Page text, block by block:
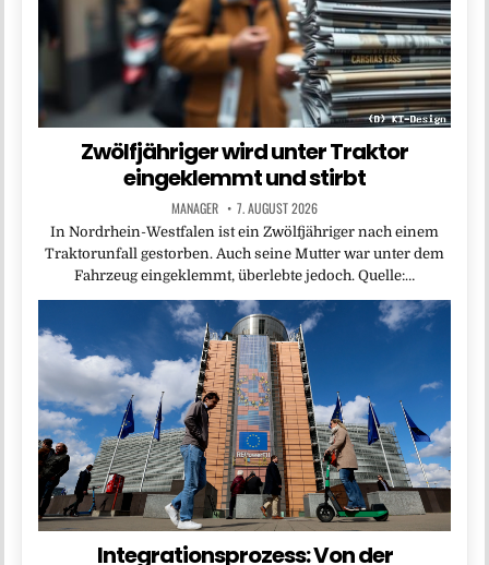
Zwölfjähriger wird unter Traktor
eingeklemmt und stirbt
MANAGER 7. AUGUST 2026
In Nordrhein-Westfalen ist ein Zwölfjähriger nach einem
Traktorunfall gestorben. Auch seine Mutter war unter dem
Fahrzeug eingeklemmt, überlebte jedoch. Quelle:…
Integrationsprozess: Von der